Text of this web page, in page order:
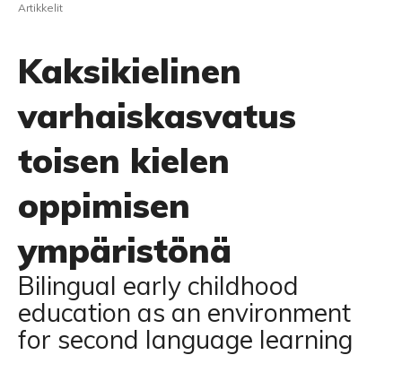
Artikkelit
Kaksikielinen
varhaiskasvatus
toisen kielen
oppimisen
ympäristönä
Bilingual early childhood
education as an environment
for second language learning